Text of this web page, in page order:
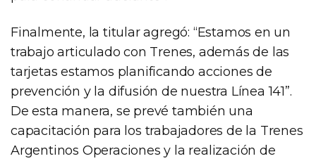
Finalmente, la titular agregó: “Estamos en un
trabajo articulado con Trenes, además de las
tarjetas estamos planificando acciones de
prevención y la difusión de nuestra Línea 141”.
De esta manera, se prevé también una
capacitación para los trabajadores de la Trenes
Argentinos Operaciones y la realización de